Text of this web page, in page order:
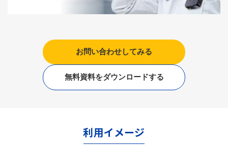
お問い合わせしてみる
無料資料をダウンロードする
利用イメージ